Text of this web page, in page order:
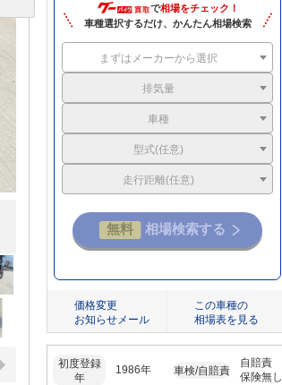
で相場をチェック！
車種選択するだけ、かんたん相場検索
まずはメーカーから選択
排気量
車種
型式(任意)
走行距離(任意)
価格変更
お知らせメール
この車種の
相場表を見る
初度登録
年
1986年 車検/自賠責
自賠責
保険無し